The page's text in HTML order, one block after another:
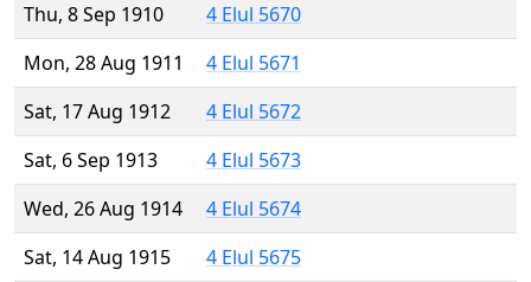
Thu, 8 Sep 1910
4 Elul 5670
Mon, 28 Aug 1911
4 Elul 5671
Sat, 17 Aug 1912
4 Elul 5672
Sat, 6 Sep 1913
4 Elul 5673
Wed, 26 Aug 1914
4 Elul 5674
Sat, 14 Aug 1915
4 Elul 5675